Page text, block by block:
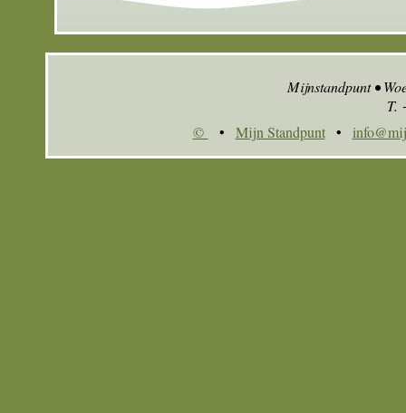
Mijnstandpunt •
T.
©
• Mijn Standpunt •